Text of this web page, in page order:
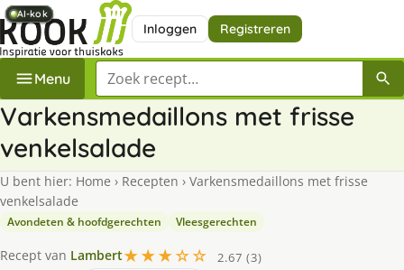
Inloggen Registreren
Menu Zoek een recept
Varkensmedaillons met frisse
venkelsalade
U bent hier: Home › Recepten › Varkensmedaillons met frisse
venkelsalade
Avondeten & hoofdgerechten Vleesgerechten
Recept van Lambert★★★☆☆
2.67 (3)
AI-kok
AI-kok
AI-kok
AI-kok
AI-kok
AI-kok